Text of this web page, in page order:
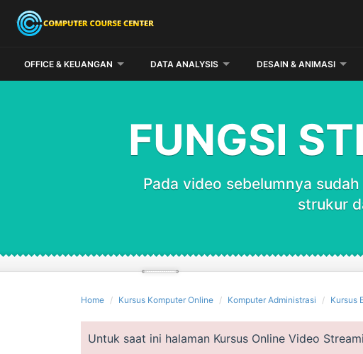
OFFICE & KEUANGAN DATA ANALYSIS DESAIN & ANIMASI
FUNGSI
Pada video sebelumnya
strukur
Home Kursus Komputer Online Komputer Administrasi Kursus
Untuk saat ini halaman Kursus Online Video